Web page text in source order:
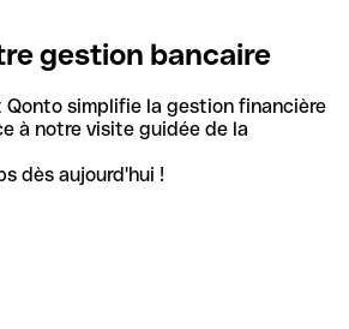
gestion bancaire
Qonto simplifie la gestion financière
à notre visite guidée de la
dès aujourd'hui !